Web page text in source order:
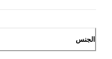
الجنس